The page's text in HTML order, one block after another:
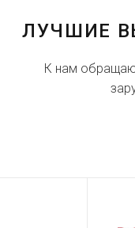
ЛУЧШИЕ
К нам